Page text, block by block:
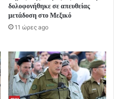
δολοφονήθηκε σε απευθείας
μετάδοση στο Μεξικό
11 ώρες ago